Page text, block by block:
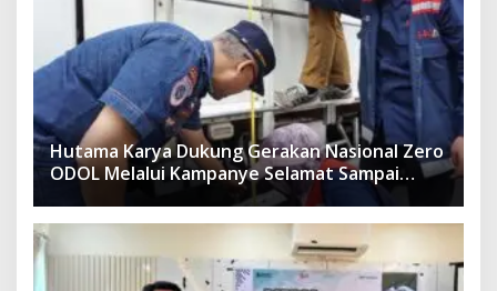
Hutama Karya Dukung Gerakan Nasional Zero
ODOL Melalui Kampanye Selamat Sampai